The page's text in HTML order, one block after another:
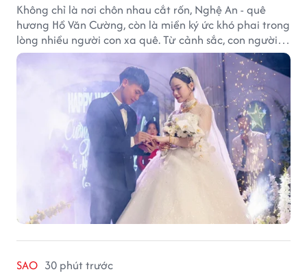
Không chỉ là nơi chôn nhau cắt rốn, Nghệ An - quê
hương Hồ Văn Cường, còn là miền ký ức khó phai trong
lòng nhiều người con xa quê. Từ cảnh sắc, con người
đến hương vị quê nhà, tất cả đều trở thành những
điều khiến họ luôn mong ngày trở về.
SAO 30 phút trước